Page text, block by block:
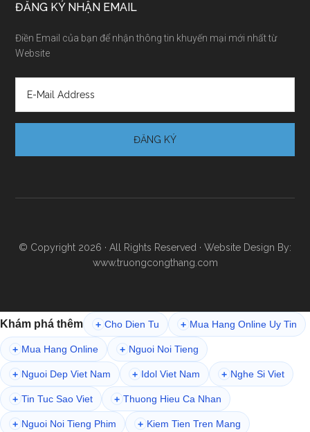
ĐĂNG KÝ NHẬN EMAIL
Điền Email của bạn để nhận thông tin khuyến mại mới nhất từ
Website
© Copyright 2026 · All Rights Reserved · Website Design By:
www.truongcongthang.com
Khám phá thêm + Cho Dien Tu + Mua Hang Online Uy Tin
+ Mua Hang Online + Nguoi Noi Tieng
+ Nguoi Dep Viet Nam + Idol Viet Nam + Nghe Si Viet
+ Tin Tuc Sao Viet + Thuong Hieu Ca Nhan
+ Nguoi Noi Tieng Phim + Kiem Tien Tren Mang